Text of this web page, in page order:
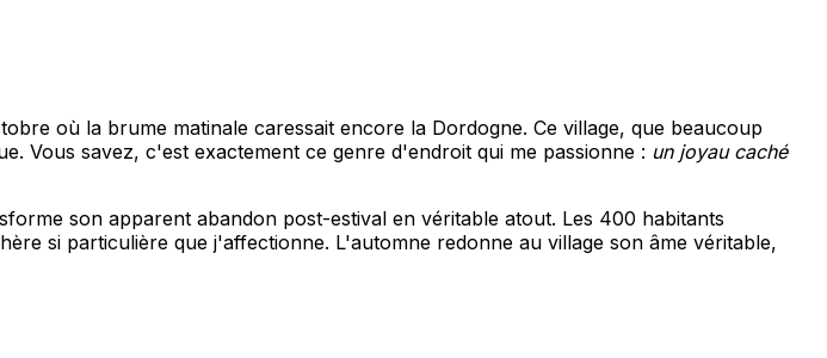
où la brume matinale caressait encore la Dordogne. Ce village, que beaucoup
Vous savez, c'est exactement ce genre d'endroit qui me passionne : un joyau caché
son apparent abandon post-estival en véritable atout. Les 400 habitants
si particulière que j'affectionne. L'automne redonne au village son âme véritable,